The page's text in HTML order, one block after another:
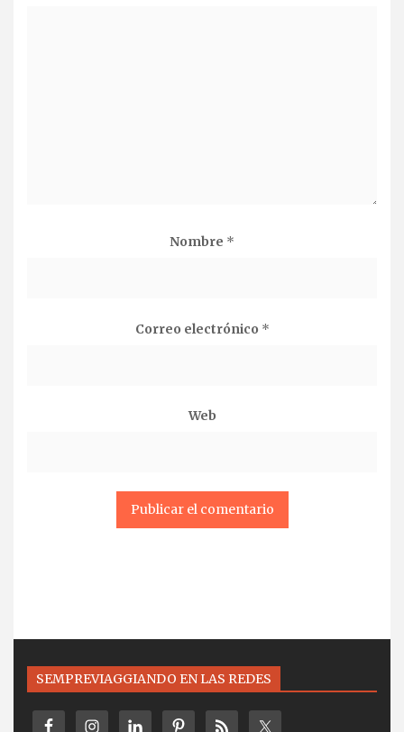
Nombre *
Correo electrónico *
Web
SEMPREVIAGGIANDO EN LAS REDES